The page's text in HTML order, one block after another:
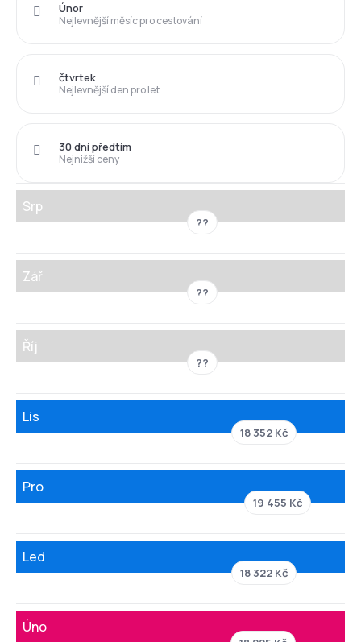
Nejlevnější měsíc pro cestování
Únor
Nejlevnější den pro let
čtvrtek
Nejnižší ceny
30 dní předtím
Srp
??
Zář
??
Říj
??
Lis
18 352 Kč
Pro
19 455 Kč
Led
18 322 Kč
Úno